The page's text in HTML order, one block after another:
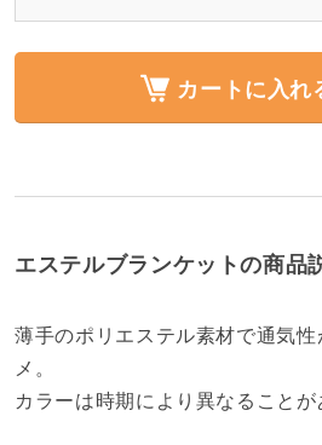
カートに入れ
エステルブランケットの商品
薄手のポリエステル素材で通気
メ。
カラーは時期により異なることが